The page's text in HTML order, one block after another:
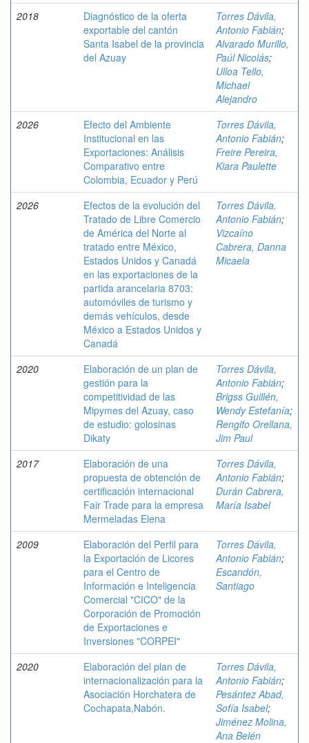
2018
Diagnóstico de la oferta
exportable del cantón
Santa Isabel de la provincia
del Azuay
Torres Dávila,
Antonio Fabián;
Alvarado Murillo,
Paúl Nicolás;
Ulloa Tello,
Michael
Alejandro
2026
Efecto del Ambiente
Institucional en las
Exportaciones: Análisis
Comparativo entre
Colombia, Ecuador y Perú
Torres Dávila,
Antonio Fabián;
Freire Pereira,
Kiara Paulette
2026
Efectos de la evolución del
Tratado de Libre Comercio
de América del Norte al
tratado entre México,
Estados Unidos y Canadá
en las exportaciones de la
partida arancelaria 8703:
automóviles de turismo y
demás vehículos, desde
México a Estados Unidos y
Canadá
Torres Dávila,
Antonio Fabián;
Vizcaíno
Cabrera, Danna
Micaela
2020
Elaboración de un plan de
gestión para la
competitividad de las
Mipymes del Azuay, caso
de estudio: golosinas
Dikaty
Torres Dávila,
Antonio Fabián;
Brigss Guillén,
Wendy Estefanía;
Rengifo Orellana,
Jim Paul
2017
Elaboración de una
propuesta de obtención de
certificación internacional
Fair Trade para la empresa
Mermeladas Elena
Torres Dávila,
Antonio Fabián;
Durán Cabrera,
María Isabel
2009
Elaboración del Perfil para
la Exportación de Licores
para el Centro de
Información e Inteligencia
Comercial "CICO" de la
Corporación de Promoción
de Exportaciones e
Inversiones "CORPEI"
Torres Dávila,
Antonio Fabián;
Escandón,
Santiago
2020
Elaboración del plan de
internacionalización para la
Asociación Horchatera de
Cochapata,Nabón.
Torres Dávila,
Antonio Fabián;
Pesántez Abad,
Sofía Isabel;
Jiménez Molina,
Ana Belén